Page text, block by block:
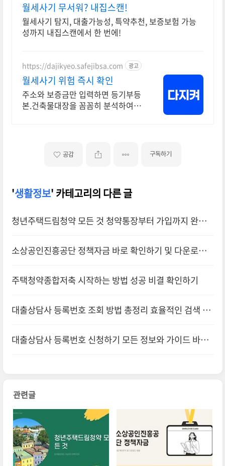
월세사기 무서워? 내집스캔!
월세사기 탐지, 대출가능성, 특약추천, 보증보험 가능
성까지 내집스캔에서 한 번에!
https://dajikyeo.safejibsa.com 광고
월세사기 위험 즉시 확인
주소와 보증금만 입력하면 등기부등
본.건축물대장을 꼼꼼히 분석하여 한
공감 구독하기
'생활정보' 카테고리의 다른 글
청년주택드림청약 모든 것 청약통장부터 가입까지 완벽
소상공인진흥공단 정책자금 바로 확인하기 및 다운로드
주택청약종합저축 시작하는 방법 성공 비결 확인하기
대출상담사 등록번호 조회 방법 총정리 효율적인 검색 방
대출상담사 등록번호 신청하기 모든 정보와 가이드 바로
관련글